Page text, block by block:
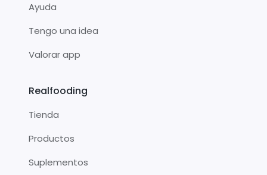
Ayuda
Tengo una idea
Valorar app
Realfooding
Tienda
Productos
Suplementos